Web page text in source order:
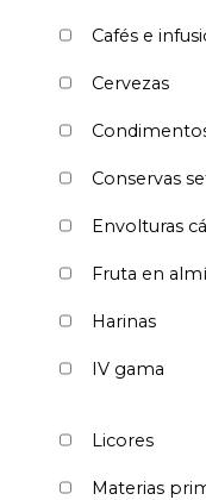
Cafés e
Cervezas
Conservas
Envolturas
Fruta en
Harinas
IV gama
Licores
Materias